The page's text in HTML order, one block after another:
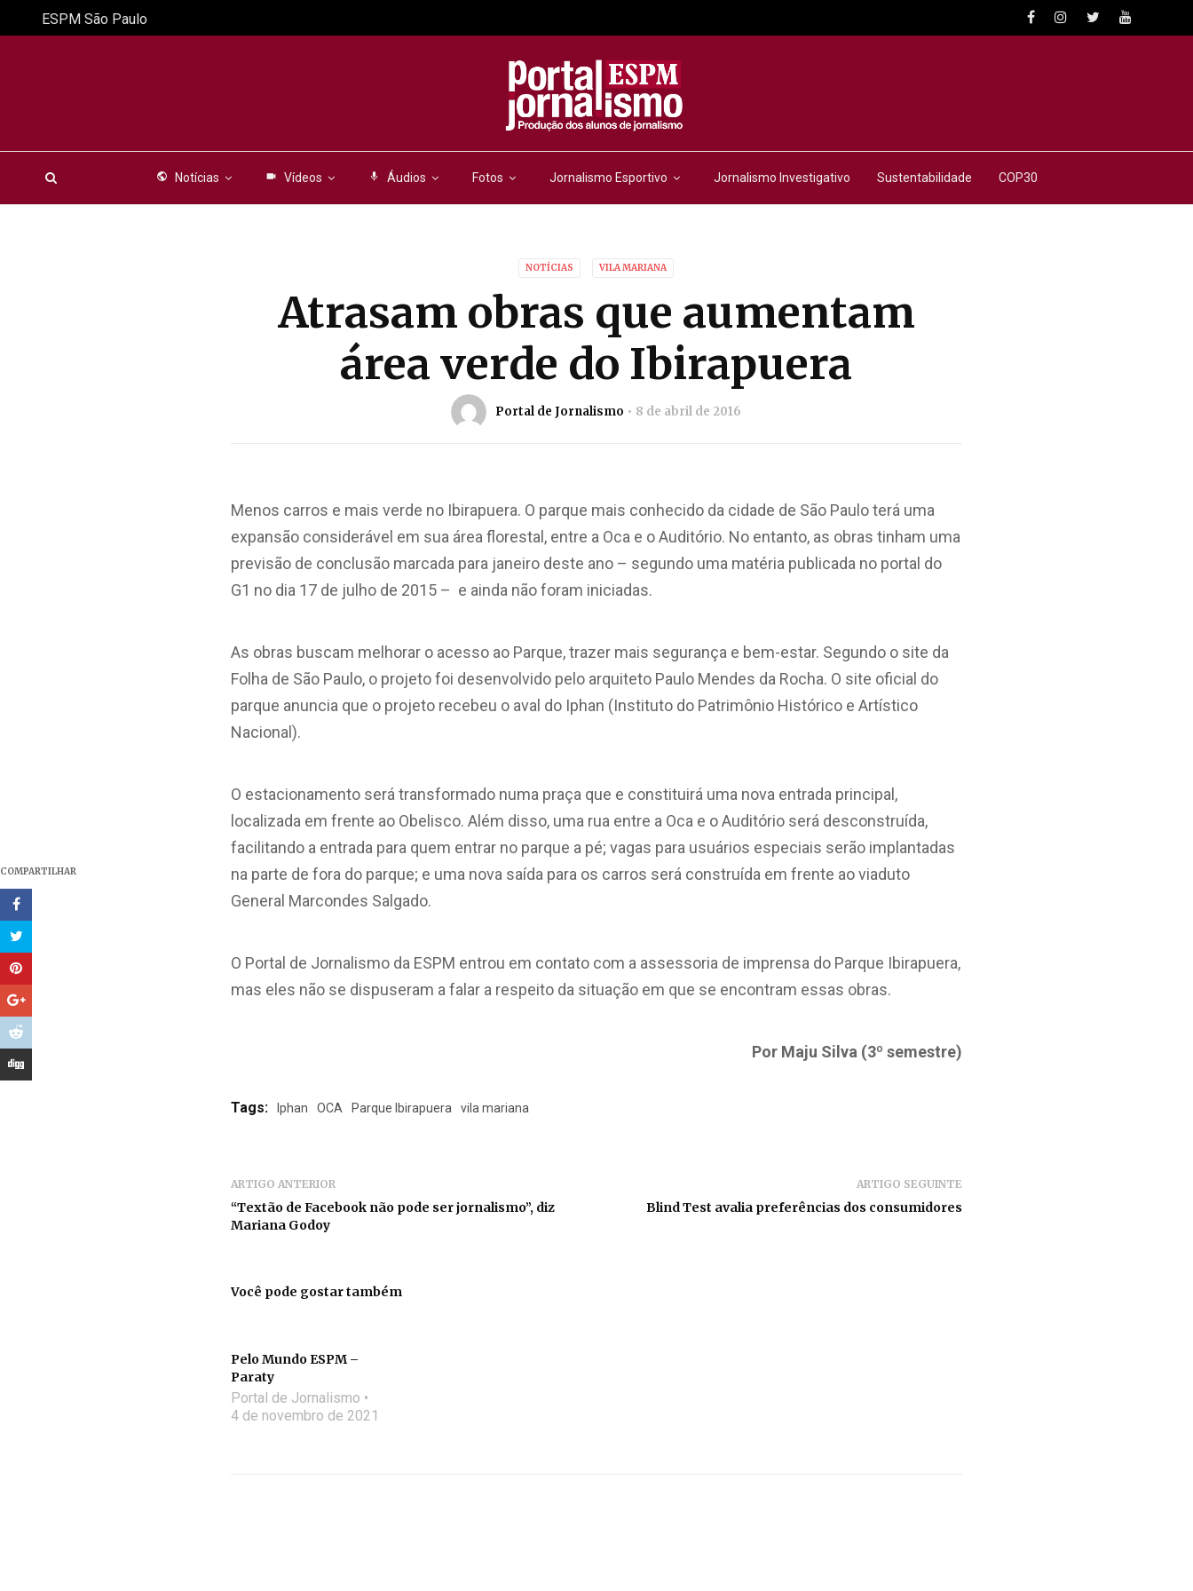
public Notícias videocam Vídeos mic Áudios Fotos Jornalismo Esportivo Jornalismo Investigativo Sustentabilidade COP30
ESPM São Paulo
NOTÍCIAS VILA MARIANA
Atrasam obras que aumentam
área verde do Ibirapuera
Portal de Jornalismo 8 de abril de 2016
COMPARTILHAR
Menos carros e mais verde no Ibirapuera. O parque mais conhecido da cidade de São Paulo terá uma
expansão considerável em sua área florestal, entre a Oca e o Auditório. No entanto, as obras tinham uma
previsão de conclusão marcada para janeiro deste ano – segundo uma matéria publicada no portal do
G1 no dia 17 de julho de 2015 – e ainda não foram iniciadas.
As obras buscam melhorar o acesso ao Parque, trazer mais segurança e bem-estar. Segundo o site da
Folha de São Paulo, o projeto foi desenvolvido pelo arquiteto Paulo Mendes da Rocha. O site oficial do
parque anuncia que o projeto recebeu o aval do Iphan (Instituto do Patrimônio Histórico e Artístico
Nacional).
O estacionamento será transformado numa praça que e constituirá uma nova entrada principal,
localizada em frente ao Obelisco. Além disso, uma rua entre a Oca e o Auditório será desconstruída,
facilitando a entrada para quem entrar no parque a pé; vagas para usuários especiais serão implantadas
na parte de fora do parque; e uma nova saída para os carros será construída em frente ao viaduto
General Marcondes Salgado.
O Portal de Jornalismo da ESPM entrou em contato com a assessoria de imprensa do Parque Ibirapuera,
mas eles não se dispuseram a falar a respeito da situação em que se encontram essas obras.
Por Maju Silva (3º semestre)
Tags: Iphan OCA Parque Ibirapuera vila mariana
ARTIGO ANTERIOR
“Textão de Facebook não pode ser jornalismo”, diz
Mariana Godoy
ARTIGO SEGUINTE
Blind Test avalia preferências dos consumidores
Você pode gostar também
Pelo Mundo ESPM –
Paraty
Portal de Jornalismo
4 de novembro de 2021